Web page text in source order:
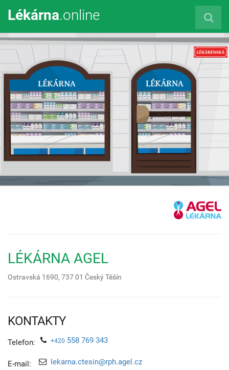
Lékárna.online
LÉKÁRNA AGEL
Ostravská 1690, 737 01 Český Těšín
KONTAKTY
Telefon: +420 558 769 343
E-mail: lekarna.ctesin@rph.agel.cz